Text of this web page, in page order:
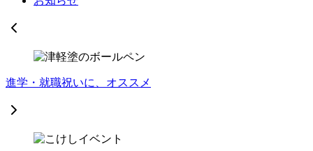
進学・就職祝いに、オススメ